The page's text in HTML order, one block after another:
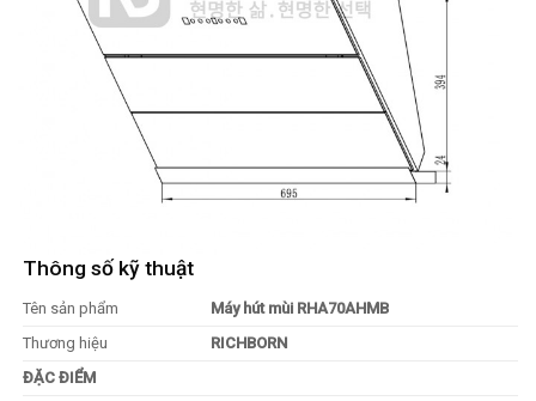
Thông số kỹ thuật
Tên sản phẩm
Máy hút mùi RHA70AHMB
Thương hiệu
RICHBORN
ĐẶC ĐIỂM